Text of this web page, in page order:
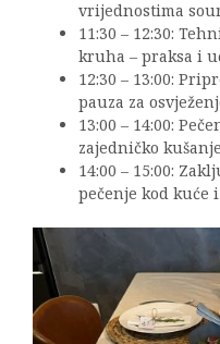
vrijednostima
11:30 – 12:30:
kruha – praksa i
12:30 – 13:00:
pauza za
13:00 – 14:00:
zajedničko
14:00 – 15:00:
pečenje kod kuće